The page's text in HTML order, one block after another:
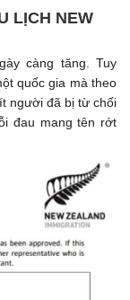
LỊCH NEW
càng tăng. Tuy
quốc gia mà theo
người đã bị từ chối
đau mang tên rớt